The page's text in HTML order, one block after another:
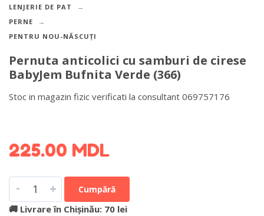
LENJERIE DE PAT
PERNE
PENTRU NOU-NĂSCUȚI
Pernuta anticolici cu samburi de cirese
BabyJem Bufnita Verde (366)
Stoc in magazin fizic verificati la consultant 069757176
225.00 MDL
- + Cumpără
🚚 Livrare în Chișinău: 70 lei